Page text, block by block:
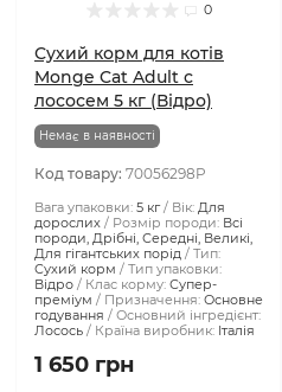
0
Сухий корм для котів
Monge Cat Adult с
лососем 5 кг (Відро)
Немає в наявності
Код товару: 70056298P
Вага упаковки: 5 кг Вік: Для
дорослих
Розмір породи: Всі
породи, Дрібні, Середні, Великі,
Для гігантських порід
Тип:
Сухий корм
Тип упаковки:
Відро
Клас корму: Супер-
преміум
Призначення: Основне
годування
Основний інгредієнт:
Лосось
Країна виробник: Італія
1 650 грн